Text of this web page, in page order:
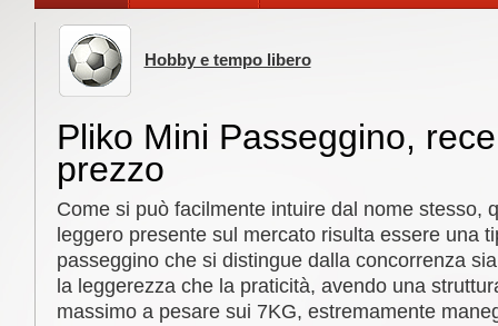
Hobby e tempo libero
Pliko Mini Passeggino,
prezzo
Come si può facilmente intuire dal nome stesso,
leggero presente sul mercato risulta essere una
passeggino che si distingue dalla concorrenza
la leggerezza che la praticità, avendo una
massimo a pesare sui 7KG, estremamente